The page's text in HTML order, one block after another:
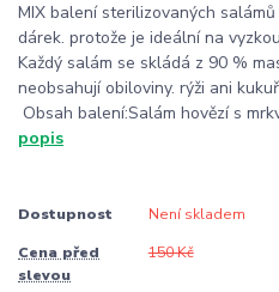
MIX balení sterilizovaných
dárek. protože je ideální na
Každý salám se skládá z 90 %
neobsahují obiloviny. rýži ani
Obsah balení:Salám hovězí s
popis
Dostupnost Není skladem
Cena před
slevou
150 Kč